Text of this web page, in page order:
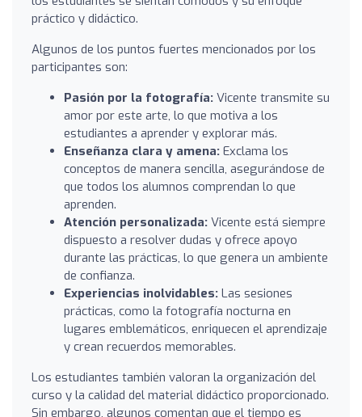
práctico y didáctico.
Algunos de los puntos fuertes mencionados por los
participantes son:
Pasión por la fotografía: Vicente transmite su
amor por este arte, lo que motiva a los
estudiantes a aprender y explorar más.
Enseñanza clara y amena: Exclama los
conceptos de manera sencilla, asegurándose de
que todos los alumnos comprendan lo que
aprenden.
Atención personalizada: Vicente está siempre
dispuesto a resolver dudas y ofrece apoyo
durante las prácticas, lo que genera un ambiente
de confianza.
Experiencias inolvidables: Las sesiones
prácticas, como la fotografía nocturna en
lugares emblemáticos, enriquecen el aprendizaje
y crean recuerdos memorables.
Los estudiantes también valoran la organización del
curso y la calidad del material didáctico proporcionado.
Sin embargo, algunos comentan que el tiempo es